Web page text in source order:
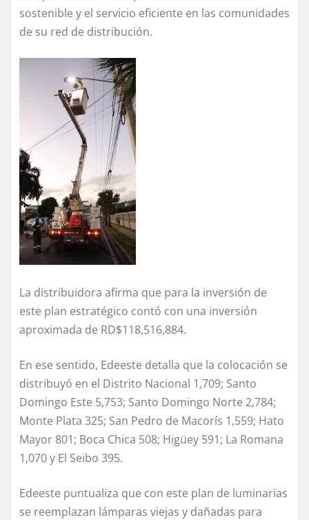
sostenible y el servicio eficiente en las comunidades
de su red de distribución.
La distribuidora afirma que para la inversión de
este plan estratégico contó con una inversión
aproximada de RD$118,516,884.
En ese sentido, Edeeste detalla que la colocación se
distribuyó en el Distrito Nacional 1,709; Santo
Domingo Este 5,753; Santo Domingo Norte 2,784;
Monte Plata 325; San Pedro de Macorís 1,559; Hato
Mayor 801; Boca Chica 508; Higüey 591; La Romana
1,070 y El Seibo 395.
Edeeste puntualiza que con este plan de luminarias
se reemplazan lámparas viejas y dañadas para